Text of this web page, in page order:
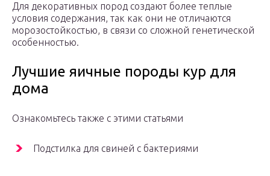
Для декоративных пород создают более теплые
условия содержания, так как они не отличаются
морозостойкостью, в связи со сложной генетической
особенностью.
Лучшие яичные породы кур для
дома
Ознакомьтесь также с этими статьями
Подстилка для свиней с бактериями